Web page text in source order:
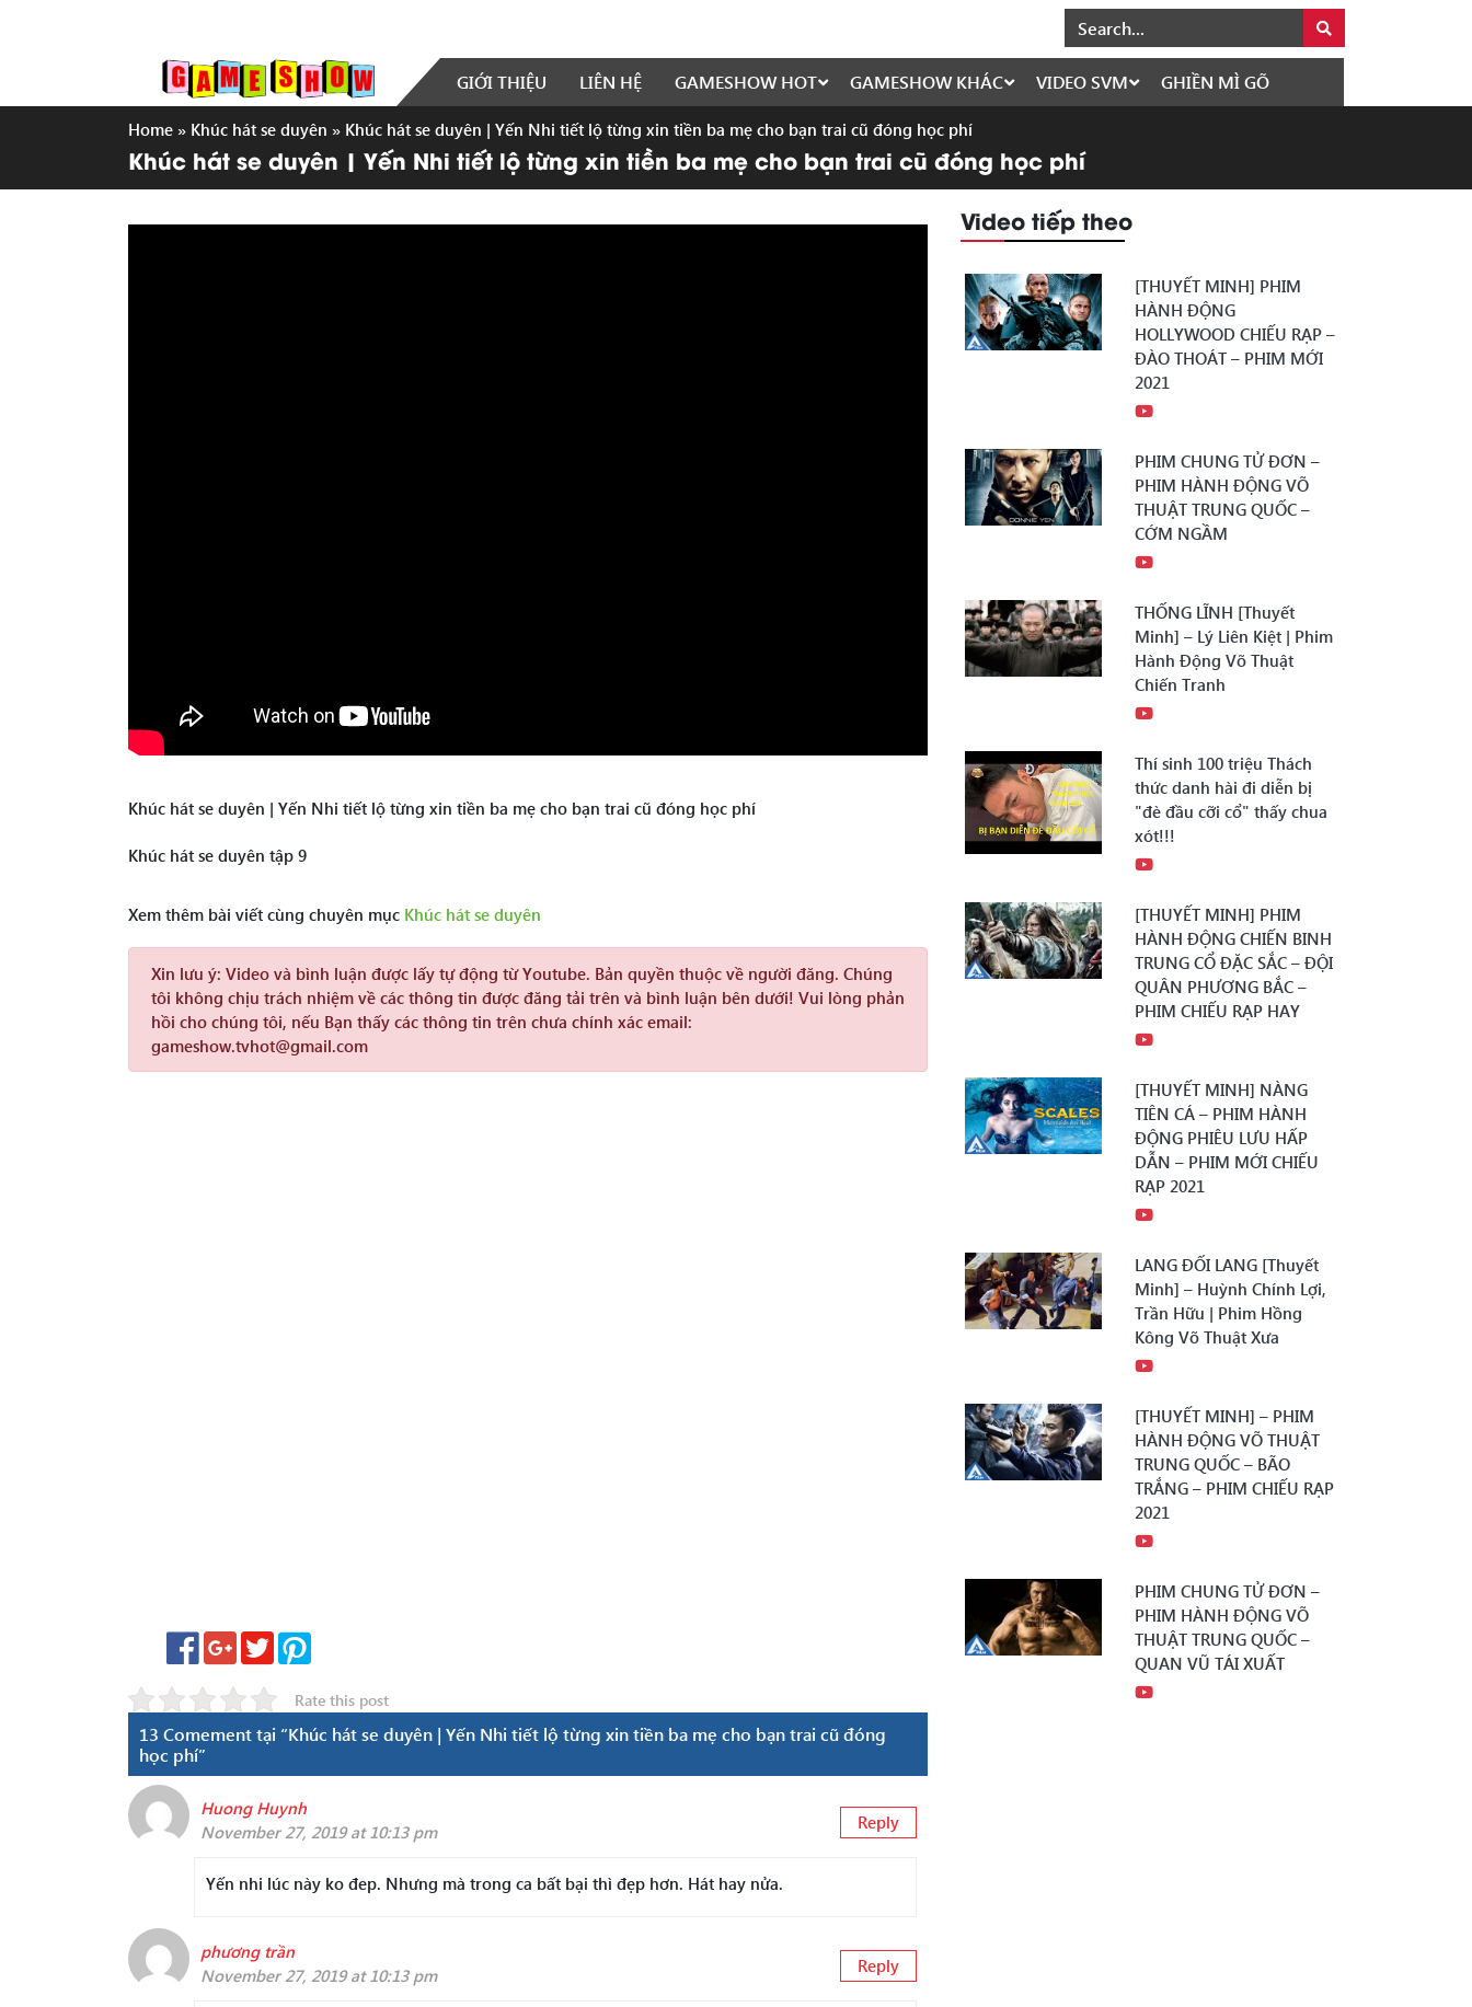
GIỚI THIỆU LIÊN HỆ GAMESHOW HOT GAMESHOW KHÁC VIDEO SVM GHIỀN MÌ GÕ
Home » Khúc hát se duyên » Khúc hát se duyên | Yến Nhi tiết lộ từng xin tiền ba mẹ cho bạn trai cũ đóng học phí
Khúc hát se duyên | Yến Nhi tiết lộ từng xin tiền ba mẹ cho bạn trai cũ đóng học phí
Khúc hát se duyên | Yến Nhi tiết lộ từng xin tiền ba mẹ cho bạn trai cũ đóng học phí
Khúc hát se duyên tập 9
Xem thêm bài viết cùng chuyên mục Khúc hát se duyên
Xin lưu ý: Video và bình luận được lấy tự động từ Youtube. Bản quyền thuộc về người đăng. Chúng
tôi không chịu trách nhiệm về các thông tin được đăng tải trên và bình luận bên dưới! Vui lòng phản
hồi cho chúng tôi, nếu Bạn thấy các thông tin trên chưa chính xác email:
gameshow.tvhot@gmail.com
Rate this post
13 Comement tại “Khúc hát se duyên | Yến Nhi tiết lộ từng xin tiền ba mẹ cho bạn trai cũ đóng
học phí”
Huong Huynh
November 27, 2019 at 10:13 pm
Reply
Yến nhi lúc này ko đep. Nhưng mà trong ca bất bại thì đẹp hơn. Hát hay nửa.
phương trần
November 27, 2019 at 10:13 pm
Reply
Video tiếp theo
[THUYẾT MINH] PHIM
HÀNH ĐỘNG
HOLLYWOOD CHIẾU RẠP –
ĐÀO THOÁT – PHIM MỚI
2021
PHIM CHUNG TỬ ĐƠN –
PHIM HÀNH ĐỘNG VÕ
THUẬT TRUNG QUỐC –
CỚM NGẦM
THỐNG LĨNH [Thuyết
Minh] – Lý Liên Kiệt | Phim
Hành Động Võ Thuật
Chiến Tranh
Thí sinh 100 triệu Thách
thức danh hài đi diễn bị
"đè đầu cỡi cổ" thấy chua
xót!!!
[THUYẾT MINH] PHIM
HÀNH ĐỘNG CHIẾN BINH
TRUNG CỔ ĐẶC SẮC – ĐỘI
QUÂN PHƯƠNG BẮC –
PHIM CHIẾU RẠP HAY
[THUYẾT MINH] NÀNG
TIÊN CÁ – PHIM HÀNH
ĐỘNG PHIÊU LƯU HẤP
DẪN – PHIM MỚI CHIẾU
RẠP 2021
LANG ĐỐI LANG [Thuyết
Minh] – Huỳnh Chính Lợi,
Trần Hữu | Phim Hồng
Kông Võ Thuật Xưa
[THUYẾT MINH] – PHIM
HÀNH ĐỘNG VÕ THUẬT
TRUNG QUỐC – BÃO
TRẮNG – PHIM CHIẾU RẠP
2021
PHIM CHUNG TỬ ĐƠN –
PHIM HÀNH ĐỘNG VÕ
THUẬT TRUNG QUỐC –
QUAN VŨ TÁI XUẤT